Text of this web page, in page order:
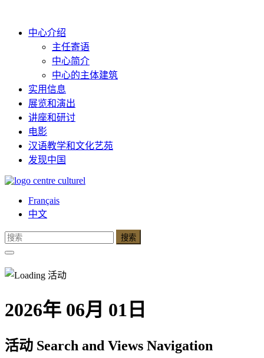
中心介绍
主任寄语
中心简介
中心的主体建筑
实用信息
展览和演出
讲座和研讨
电影
汉语教学和文化艺苑
发现中国
Français
中文
2026年 06月 01日
活动 Search and Views Navigation